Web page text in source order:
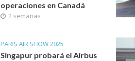
operaciones en Canadá
2 semanas
PARIS AIR SHOW 2025
Singapur probará el Airbus